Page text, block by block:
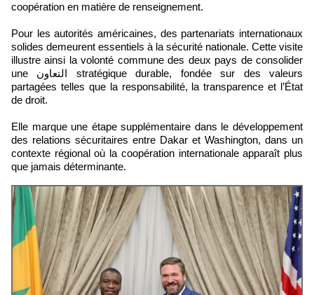
coopération en matière de renseignement.
Pour les autorités américaines, des partenariats internationaux
solides demeurent essentiels à la sécurité nationale. Cette visite
illustre ainsi la volonté commune des deux pays de consolider
une التعاون stratégique durable, fondée sur des valeurs
partagées telles que la responsabilité, la transparence et l’État
de droit.
Elle marque une étape supplémentaire dans le développement
des relations sécuritaires entre Dakar et Washington, dans un
contexte régional où la coopération internationale apparaît plus
que jamais déterminante.